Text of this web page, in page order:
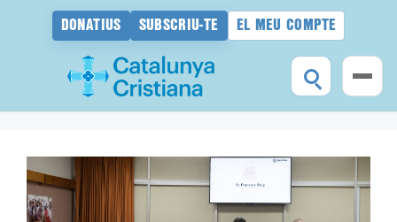
DONATIUS SUBSCRIU-TE EL MEU COMPTE
contingut